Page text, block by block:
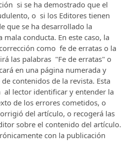
si se ha demostrado que el
o si los Editores tienen
que se ha desarrollado la
conducta. En este caso, la
como fe de erratas o la
las palabras "Fe de erratas" o
en una página numerada y
contenidos de la revista. Esta
lector identificar y entender la
de los errores cometidos, o
del artículo, o recogerá las
sobre el contenido del artículo.
con la publicación